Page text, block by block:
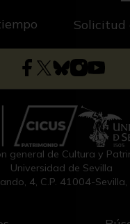
Solicitud
general de Cultura y
Universidad de Sevilla
4, C.P. 41004-Sevilla,